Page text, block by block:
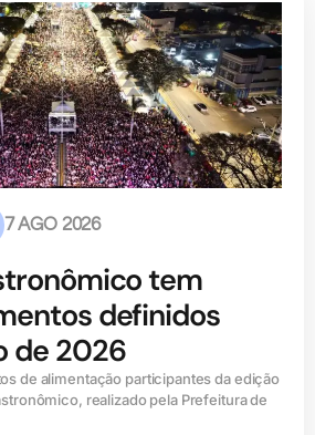
7 AGO 2026
tem
definidos
de 2026
de alimentação participantes da edição
realizado pela Prefeitura de